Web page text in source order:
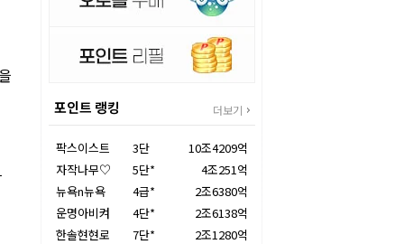
포인트 랭킹 더보기
팍스이스트 3단
10조4209억
자작나무♡
5단*
4조251억
뉴욕n뉴욕
4급*
2조6380억
운명아비켜
4단*
2조6138억
한솔현현로
7단*
2조1280억